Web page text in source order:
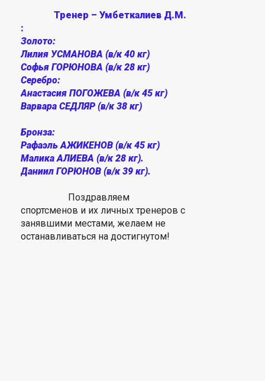
Тренер – Умбеткалиев Д.М.
:⠀
Золото:
Лилия УСМАНОВА (в/к 40 кг)
Софья ГОРЮНОВА (в/к 28 кг)
Серебро:
Анастасия ПОГОЖЕВА (в/к 45 кг)
Варвара СЕДЛЯР (в/к 38 кг)
Бронза:
Рафаэль АЖИКЕНОВ (в/к 45 кг)
Малика АЛИЕВА (в/к 28 кг).
Даниил ГОРЮНОВ (в/к 39 кг).⠀
Поздравляем
спортсменов и их личных тренеров с
занявшими местами, желаем не
останавливаться на достигнутом!